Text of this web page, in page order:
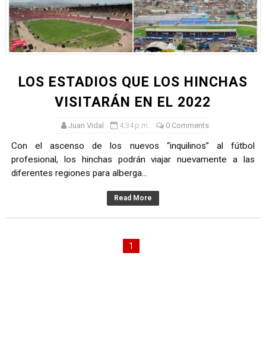
TODO O NADA: LA GRAN FINAL DEL RONEX 2025 SERÁ
André Martínez gana el Rally de la Primavera del Rally
CLASIFICACIÓN AL MUNDIAL U20 Y NUEVO RÉCORD
HEILBRUNN, DREYFUSS, VALTAYO, MONTES, CASTRO
LOS ESTADIOS QUE LOS HINCHAS
VISITARÁN EN EL 2022
Juan Vidal 4:34 p.m. 0 Comments
Con el ascenso de los nuevos “inquilinos” al fútbol
profesional, los hinchas podrán viajar nuevamente a las
diferentes regiones para alberga...
Read More
1